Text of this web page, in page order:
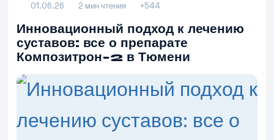
01.06.26 2 мин чтения +544
Инновационный подход к лечению
суставов: все о препарате
Композитрон-2 в Тюмени